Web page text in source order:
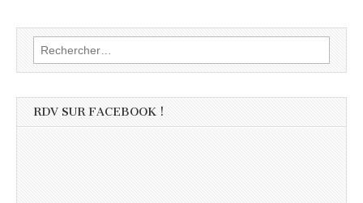
Rechercher :
RDV SUR FACEBOOK !